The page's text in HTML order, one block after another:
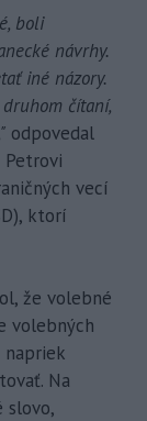
boli
návrhy.
iné názory.
čítaní,
odpovedal
Petrovi
vecí
ktorí
že volebné
volebných
napriek
Na
slovo,